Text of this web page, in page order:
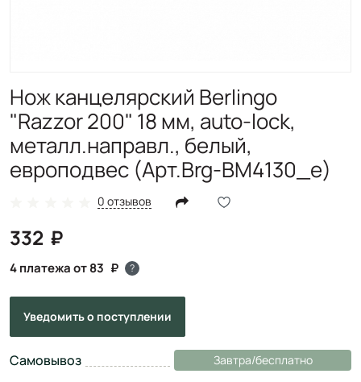
Нож канцелярский Berlingo
"Razzor 200" 18 мм, auto-lock,
металл.направл., белый,
европодвес (Арт.Brg-BM4130_e)
0 отзывов
332
4 платежа от 83 ?
Уведомитьо поступлении
Самовывоз Завтра/бесплатно